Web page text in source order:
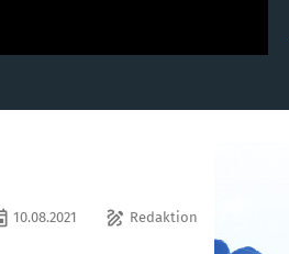
draw Redaktion
10.08.2021